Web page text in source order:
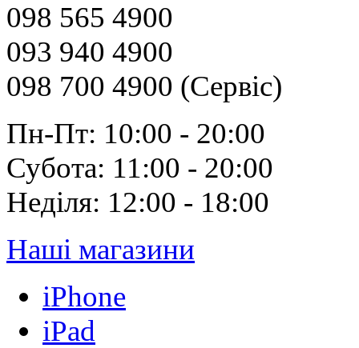
098 565 4900
093 940 4900
098 700 4900 (Сервіс)
Пн-Пт: 10:00 - 20:00
Субота: 11:00 - 20:00
Неділя: 12:00 - 18:00
Наші магазини
iPhone
iPad